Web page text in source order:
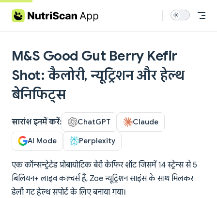
Skip to content
M&S Good Gut Berry Kefir
Shot: कैलोरी, न्यूट्रिशन और हेल्थ
बेनिफिट्स
सारांश इनमें करें: ChatGPT Claude
AI Mode Perplexity
एक कॉन्सन्ट्रेटेड प्रोबायोटिक बेरी केफिर शॉट जिसमें 14 स्ट्रेन्स से 5
बिलियन+ लाइव कल्चर्स हैं, Zoe न्यूट्रिशन साइंस के साथ मिलकर
डेली गट हेल्थ सपोर्ट के लिए बनाया गया।